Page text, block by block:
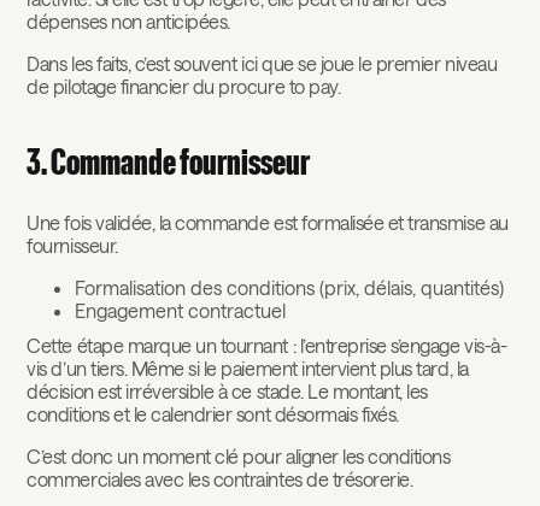
dépenses non anticipées.
Dans les faits, c’est souvent ici que se joue le premier niveau
de pilotage financier du procure to pay.
3. Commande fournisseur
Une fois validée, la commande est formalisée et transmise au
fournisseur.
Formalisation des conditions (prix, délais, quantités)
Engagement contractuel
Cette étape marque un tournant : l’entreprise s’engage vis-à-
vis d’un tiers. Même si le paiement intervient plus tard, la
décision est irréversible à ce stade. Le montant, les
conditions et le calendrier sont désormais fixés.
C’est donc un moment clé pour aligner les conditions
commerciales avec les contraintes de trésorerie.